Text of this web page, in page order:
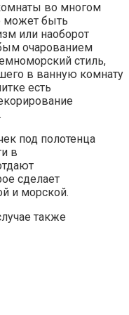
во многом
может быть
или наоборот
очарованием
стиль,
в ванную комнату
есть
под полотенца
в
сделает
и морской.
также